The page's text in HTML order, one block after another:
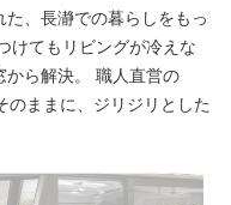
、長瀞での暮らしをもっ
けてもリビングが冷えな
から解決。 職人直営の
のままに、ジリジリとした